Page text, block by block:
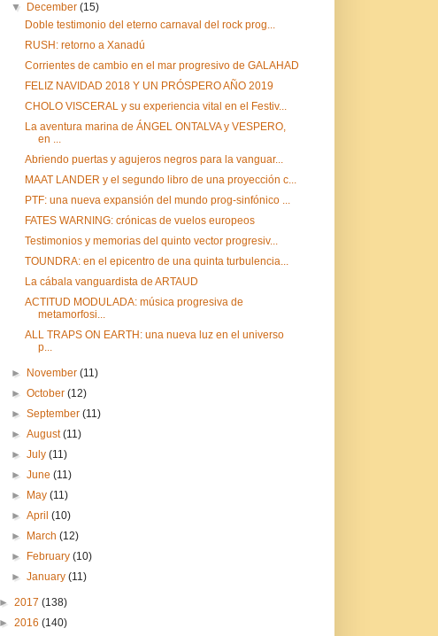
▼
December(15)
Doble testimonio del eterno carnaval del rock prog...
RUSH: retorno a Xanadú
Corrientes de cambio en el mar progresivo de GALAHAD
FELIZ NAVIDAD 2018 Y UN PRÓSPERO AÑO 2019
CHOLO VISCERAL y su experiencia vital en el Festiv...
La aventura marina de ÁNGEL ONTALVA y VESPERO,
en ...
Abriendo puertas y agujeros negros para la vanguar...
MAAT LANDER y el segundo libro de una proyección c...
PTF: una nueva expansión del mundo prog-sinfónico ...
FATES WARNING: crónicas de vuelos europeos
Testimonios y memorias del quinto vector progresiv...
TOUNDRA: en el epicentro de una quinta turbulencia...
La cábala vanguardista de ARTAUD
ACTITUD MODULADA: música progresiva de
metamorfosi...
ALL TRAPS ON EARTH: una nueva luz en el universo
p...
► November(11)
►October(12)
►September(11)
►August(11)
►July(11)
►June(11)
►
May(11)
►April(10)
►
March(12)
►
February(10)
►January(11)
► 2017 (138)
► 2016 (140)